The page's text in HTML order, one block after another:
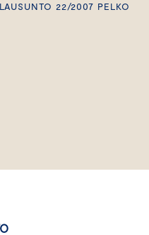
22/2007 PELKO